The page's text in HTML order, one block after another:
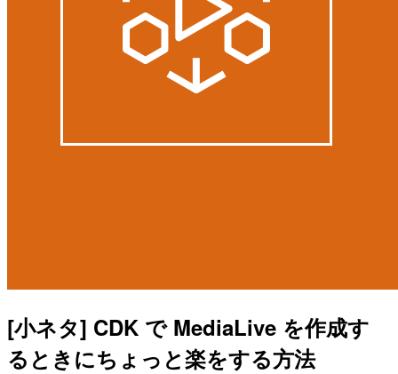
[小ネタ] CDK で MediaLive を作成す
るときにちょっと楽をする方法